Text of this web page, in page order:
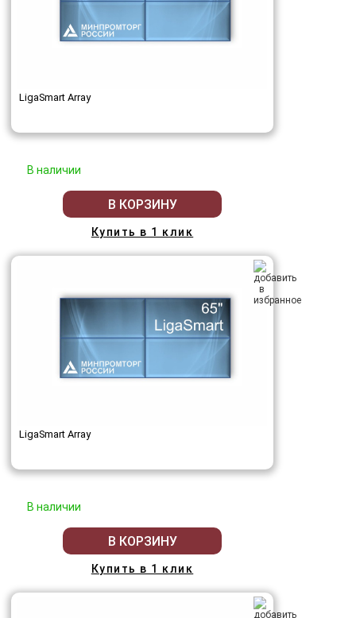
LigaSmart Array
В наличии
В КОРЗИНУ
Купить в 1 клик
LigaSmart Array
В наличии
В КОРЗИНУ
Купить в 1 клик